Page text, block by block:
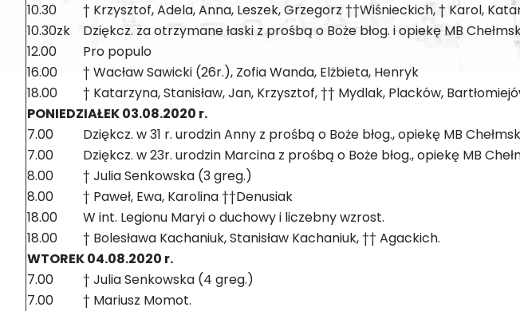
10.30
† Krzysztof, Adela, Anna, Leszek, Grzegorz ††Wiśnieckich, † Karol,
10.30zk
Dziękcz. za otrzymane łaski z prośbą o Boże błog. i opiekę MB
12.00
Pro populo
16.00
† Wacław Sawicki (26r.), Zofia Wanda, Elżbieta, Henryk
18.00
† Katarzyna, Stanisław, Jan, Krzysztof, †† Mydlak, Placków,
PONIEDZIAŁEK 03.08.2020 r.
7.00
Dziękcz. w 31 r. urodzin Anny z prośbą o Boże błog., opiekę MB
7.00
Dziękcz. w 23r. urodzin Marcina z prośbą o Boże błog., opiekę MB
8.00
† Julia Senkowska (3 greg.)
8.00
† Paweł, Ewa, Karolina ††Denusiak
18.00
W int. Legionu Maryi o duchowy i liczebny wzrost.
18.00
† Bolesława Kachaniuk, Stanisław Kachaniuk, †† Agackich.
WTOREK 04.08.2020 r.
7.00
† Julia Senkowska (4 greg.)
7.00
† Mariusz Momot.